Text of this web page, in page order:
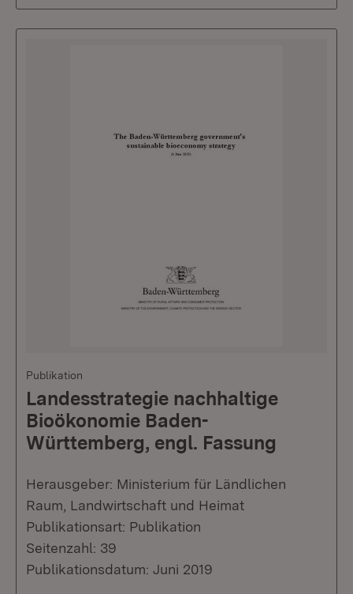
Publikation
Landesstrategie nachhaltige
Bioökonomie Baden-
Württemberg, engl. Fassung
Herausgeber: Ministerium für Ländlichen
Raum, Landwirtschaft und Heimat
Publikationsart: Publikation
Seitenzahl: 39
Publikationsdatum: Juni 2019